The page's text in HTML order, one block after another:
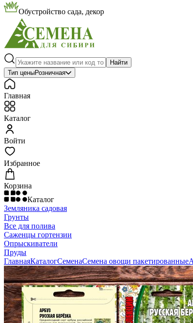
Обустройство сада, декор
Найти
Тип ценыРозничная
Главная
Каталог
Войти
Избранное
Корзина
Каталог
Земляника садовая
Грунты
Все для полива
Саженцы гортензии
Опрыскиватели
Пруды
ГлавнаяКаталогСеменаСемена овощи пакетированные